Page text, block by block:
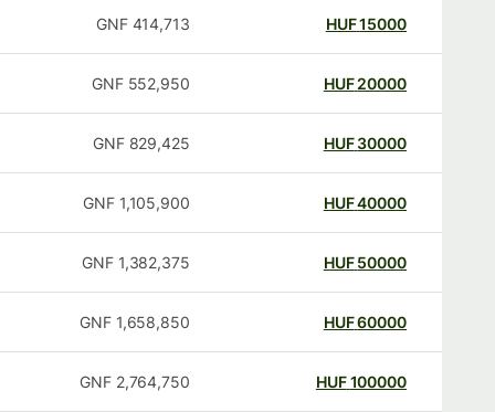
15000
HUF
414,713
GNF
20000
HUF
552,950
GNF
30000
HUF
829,425
GNF
40000
HUF
1,105,900
GNF
50000
HUF
1,382,375
GNF
60000
HUF
1,658,850
GNF
100000
HUF
2,764,750
GNF